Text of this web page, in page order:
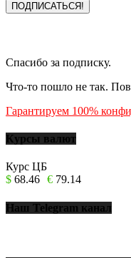
Спасибо за подписку.
Что-то пошло не так.
Гарантируем 100%
Курсы валют
Курс ЦБ
$ 68.46 € 79.14
Наш Telegram канал